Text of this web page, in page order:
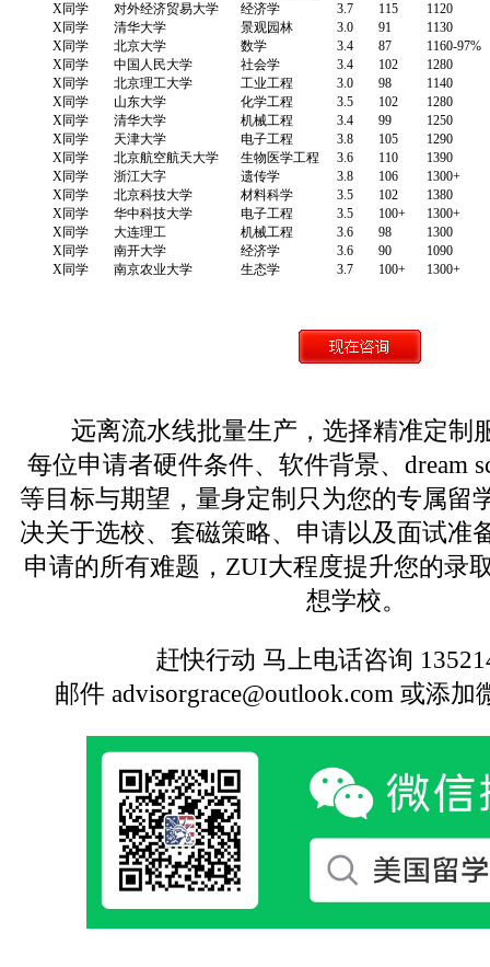
X同学
对外经济贸易大学 经济学 3.7 115
1120
X同学
清华大学 景观园林 3.0 91
1130
X同学
北京大学 数学 3.4 87
1160-97%
X同学
中国人民大学 社会学 3.4 102
1280
X同学
北京理工大学 工业工程 3.0 98
1140
X同学
山东大学 化学工程 3.5 102
1280
X同学
清华大学 机械工程 3.4 99
1250
X同学
天津大学 电子工程 3.8 105
1290
X同学
北京航空航天大学 生物医学工程 3.6 110
1390
X同学
浙江大字 遗传学 3.8 106
1300+
X同学
北京科技大学 材料科学 3.5 102
1380
X同学
华中科技大学 电子工程 3.5 100+
1300+
X同学
大连理工 机械工程 3.6 98
1300
X同学
南开大学 经济学 3.6 90
1090
X同学
南京农业大学 生态学 3.7 100+ 1300+
远离流水线批量生产，选择精准定制
每位申请者硬件条件、软件背景、dream
等目标与期望，量身定制只为您的专属留
决关于选校、套磁策略、申请以及面试准
申请的所有难题，ZUI大程度提升您的录
想学校。
赶快行动 马上电话咨询
邮件 advisorgrace@outlook.com 或添加